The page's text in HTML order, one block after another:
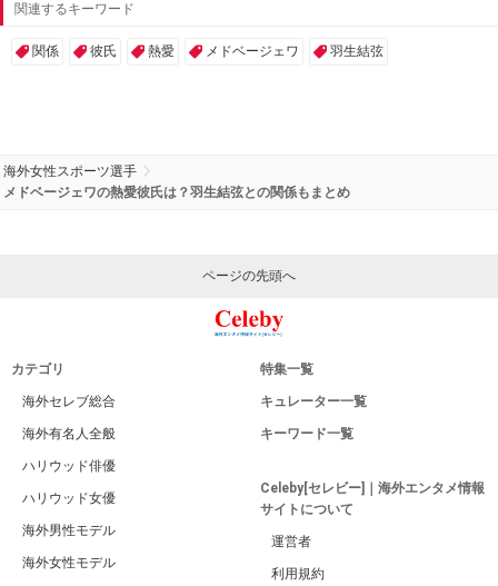
関連するキーワード
関係 彼氏 熱愛 メドベージェワ 羽生結弦
海外女性スポーツ選手
メドベージェワの熱愛彼氏は？羽生結弦との関係もまとめ
ページの先頭へ
カテゴリ
海外セレブ総合
海外有名人全般
ハリウッド俳優
ハリウッド女優
海外男性モデル
海外女性モデル
特集一覧
キュレーター一覧
キーワード一覧
Celeby[セレビー]｜海外エンタメ情報
サイトについて
運営者
利用規約